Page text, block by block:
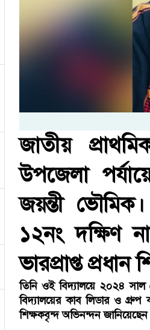
জাতীয়
উপজেলা
জয়ন্তী
১২নং দক্ষিণ
ভারপ্রাপ্ত প্রধান
তিনি ওই বিদ্যালয়ে ২০২৪ সাল
বিদ্যালয়ের কাব লিডার ও গ্রুপ
শিক্ষকবৃন্দ অভিনন্দন